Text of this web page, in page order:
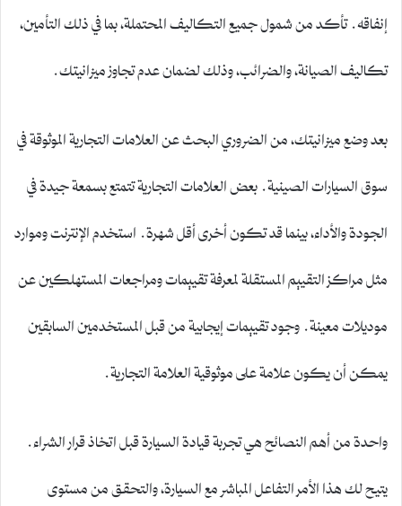
إنفاقه. تأكد من شمول جميع التكاليف المحتملة، بما في ذلك التأمين،
تكاليف الصيانة، والضرائب، وذلك لضمان عدم تجاوز ميزانيتك.
بعد وضع ميزانيتك، من الضروري البحث عن العلامات التجارية الموثوقة في
سوق السيارات الصينية. بعض العلامات التجارية تتمتع بسمعة جيدة في
الجودة والأداء، بينما قد تكون أخرى أقل شهرة. استخدم الإنترنت وموارد
مثل مراكز التقييم المستقلة لمعرفة تقييمات ومراجعات المستهلكين عن
موديلات معينة. وجود تقييمات إيجابية من قبل المستخدمين السابقين
يمكن أن يكون علامة على موثوقية العلامة التجارية.
واحدة من أهم النصائح هي تجربة قيادة السيارة قبل اتخاذ قرار الشراء.
يتيح لك هذا الأمر التفاعل المباشر مع السيارة، والتحقق من مستوى